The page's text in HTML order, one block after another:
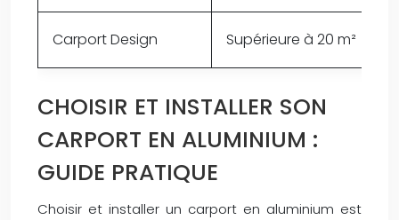
Carport Design Supérieure à 20 m²
CHOISIR ET INSTALLER SON
CARPORT EN ALUMINIUM :
GUIDE PRATIQUE
Choisir et installer un carport en aluminium est